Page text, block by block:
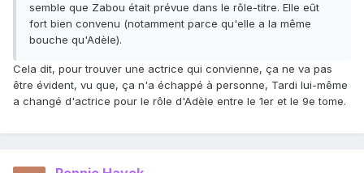
semble que Zabou était prévue dans le rôle-titre. Elle eût
fort bien convenu (notamment parce qu'elle a la même
bouche qu'Adèle).
Cela dit, pour trouver une actrice qui convienne, ça ne va pas
être évident, vu que, ça n'a échappé à personne, Tardi lui-même
a changé d'actrice pour le rôle d'Adèle entre le 1er et le 9e tome.